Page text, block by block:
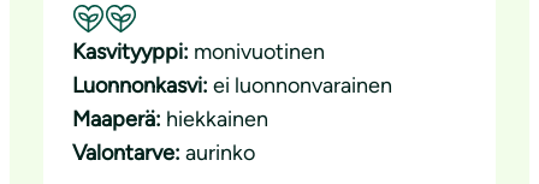
Suositeltavuus: Hyvä pölyttäjäkasvi
Kasvityyppi: monivuotinen
Luonnonkasvi: ei luonnonvarainen
Maaperä: hiekkainen
Valontarve: aurinko